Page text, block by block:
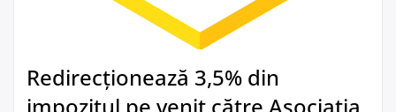
Redirecționează 3,5% din
impozitul pe venit către Asociația